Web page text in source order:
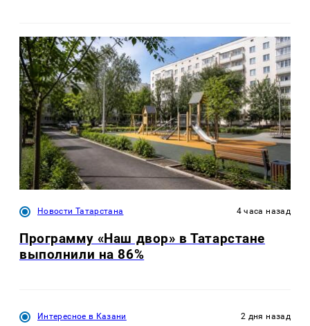
Новости Татарстана 4 часа назад
Программу «Наш двор» в Татарстане
выполнили на 86%
Интересное в Казани 2 дня назад